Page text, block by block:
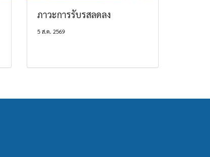
ภาวะการรับรสลดลง
5 ส.ค. 2569